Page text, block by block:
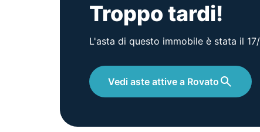
Troppo tardi!
L'asta di questo immobile è stata il
Vedi aste attive a Rovato